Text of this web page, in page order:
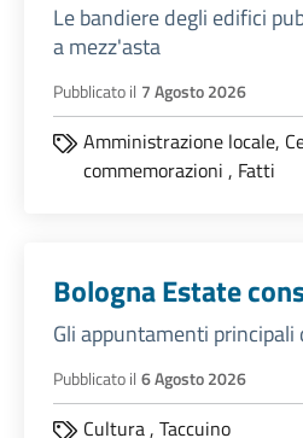
Le bandiere degli edifici
a mezz'asta
Pubblicato il 7 Agosto 2026
Amministrazione locale,
commemorazioni , Fatti
Bologna Estate
Gli appuntamenti
Pubblicato il 6 Agosto 2026
Cultura, Taccuino